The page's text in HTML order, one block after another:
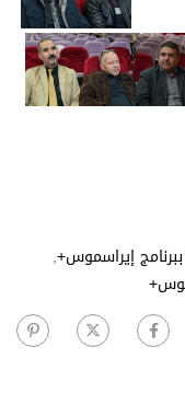
ببرنامج إيراسموس+,